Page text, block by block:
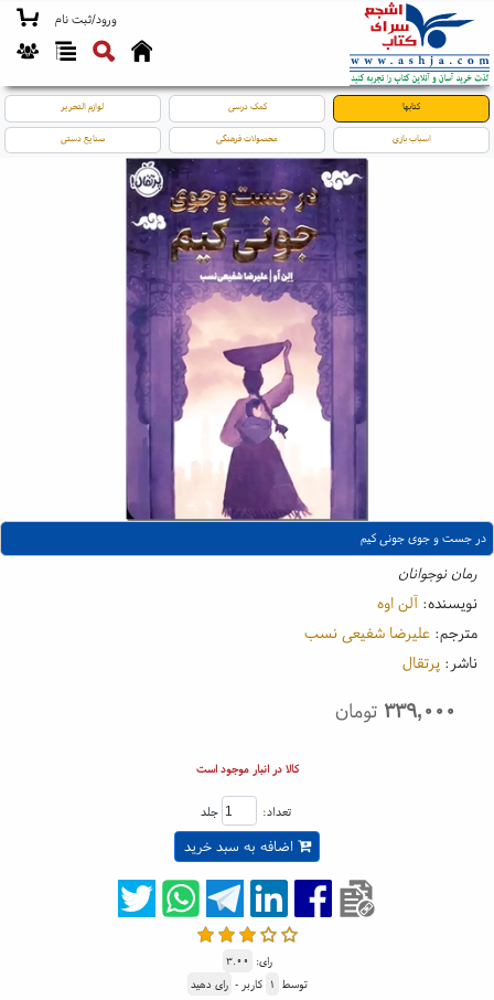
ورود/ثبت نام
کتابها کمک درسی لوازم التحریر
اسباب بازی محصولات فرهنگی صنایع دستی
در جست و جوی جونی کیم
رمان نوجوانان
نویسنده: آلن اوه
مترجم: علیرضا شفیعی نسب
ناشر: پرتقال
۳۳۹,۰۰۰ تومان
کالا در انبار موجود است
تعداد: جلد
اضافه به سبد خرید
رای: ۳.۰۰
توسط ۱ کاربر - رای دهید